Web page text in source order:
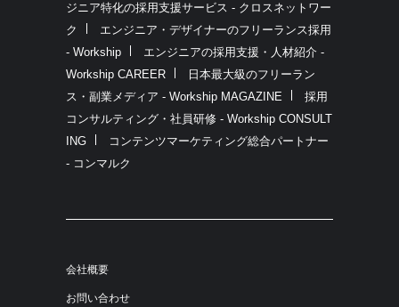
ジニア特化の採用支援サービス - クロスネットワー
ク
エンジニア・デザイナーのフリーランス採用
- Workship
エンジニアの採用支援・人材紹介 -
Workship CAREER
日本最大級のフリーラン
ス・副業メディア - Workship MAGAZINE
採用
コンサルティング・社員研修 - Workship CONSULT
ING
コンテンツマーケティング総合パートナー
- コンマルク
会社概要
お問い合わせ